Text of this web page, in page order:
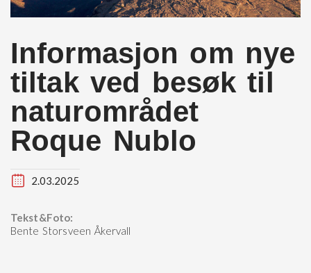
Informasjon om nye
tiltak ved besøk til
naturområdet
Roque Nublo
2.03.2025
Tekst&Foto:
Bente Storsveen Åkervall